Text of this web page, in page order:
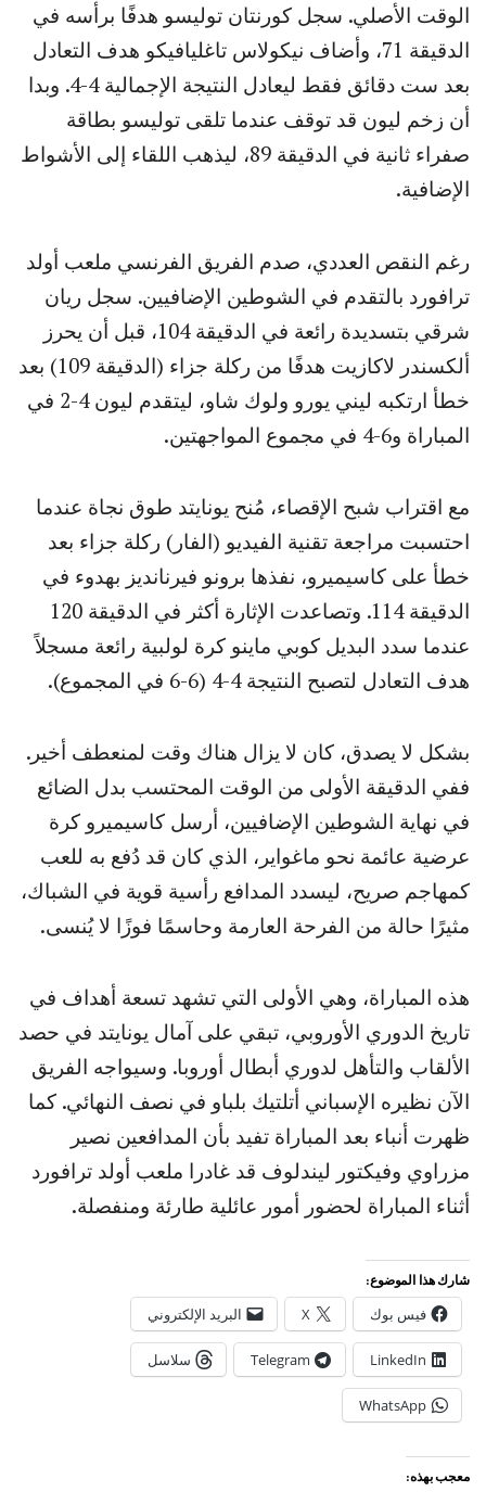
الوقت الأصلي. سجل كورنتان توليسو هدفًا برأسه في
الدقيقة 71، وأضاف نيكولاس تاغليافيكو هدف التعادل
بعد ست دقائق فقط ليعادل النتيجة الإجمالية 4-4. وبدا
أن زخم ليون قد توقف عندما تلقى توليسو بطاقة
صفراء ثانية في الدقيقة 89، ليذهب اللقاء إلى الأشواط
الإضافية.
رغم النقص العددي، صدم الفريق الفرنسي ملعب أولد
ترافورد بالتقدم في الشوطين الإضافيين. سجل ريان
شرقي بتسديدة رائعة في الدقيقة 104، قبل أن يحرز
ألكسندر لاكازيت هدفًا من ركلة جزاء (الدقيقة 109) بعد
خطأ ارتكبه ليني يورو ولوك شاو، ليتقدم ليون 4-2 في
المباراة و6-4 في مجموع المواجهتين.
مع اقتراب شبح الإقصاء، مُنح يونايتد طوق نجاة عندما
احتسبت مراجعة تقنية الفيديو (الفار) ركلة جزاء بعد
خطأ على كاسيميرو، نفذها برونو فيرنانديز بهدوء في
الدقيقة 114. وتصاعدت الإثارة أكثر في الدقيقة 120
عندما سدد البديل كوبي ماينو كرة لولبية رائعة مسجلاً
هدف التعادل لتصبح النتيجة 4-4 (6-6 في المجموع).
بشكل لا يصدق، كان لا يزال هناك وقت لمنعطف أخير.
ففي الدقيقة الأولى من الوقت المحتسب بدل الضائع
في نهاية الشوطين الإضافيين، أرسل كاسيميرو كرة
عرضية عائمة نحو ماغواير، الذي كان قد دُفع به للعب
كمهاجم صريح، ليسدد المدافع رأسية قوية في الشباك،
مثيرًا حالة من الفرحة العارمة وحاسمًا فوزًا لا يُنسى.
هذه المباراة، وهي الأولى التي تشهد تسعة أهداف في
تاريخ الدوري الأوروبي، تبقي على آمال يونايتد في حصد
الألقاب والتأهل لدوري أبطال أوروبا. وسيواجه الفريق
الآن نظيره الإسباني أتلتيك بلباو في نصف النهائي. كما
ظهرت أنباء بعد المباراة تفيد بأن المدافعين نصير
مزراوي وفيكتور ليندلوف قد غادرا ملعب أولد ترافورد
أثناء المباراة لحضور أمور عائلية طارئة ومنفصلة.
شارك هذا الموضوع:
فيس بوك X البريد الإلكتروني
LinkedIn
Telegram سلاسل
WhatsApp
معجب بهذه: